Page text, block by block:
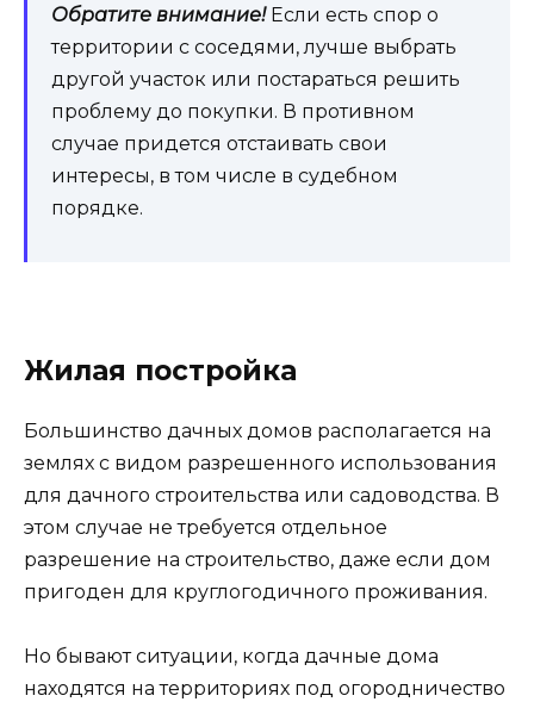
Обратите внимание!Если есть спор о
территории с соседями, лучше выбрать
другой участок или постараться решить
проблему до покупки. В противном
случае придется отстаивать свои
интересы, в том числе в судебном
порядке.
Жилая постройка
Большинство дачных домов располагается на
землях с видом разрешенного использования
для дачного строительства или садоводства. В
этом случае не требуется отдельное
разрешение на строительство, даже если дом
пригоден для круглогодичного проживания.
Но бывают ситуации, когда дачные дома
находятся на территориях под огородничество